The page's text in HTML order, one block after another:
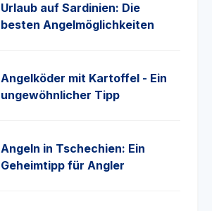
Urlaub auf Sardinien: Die
besten Angelmöglichkeiten
Angelköder mit Kartoffel - Ein
ungewöhnlicher Tipp
Angeln in Tschechien: Ein
Geheimtipp für Angler